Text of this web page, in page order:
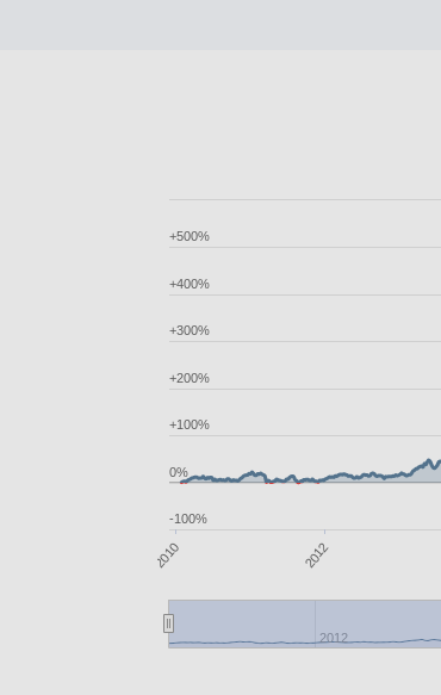
2010 2012
2012
-100%
0%
+100%
+200%
+300%
+400%
+500%